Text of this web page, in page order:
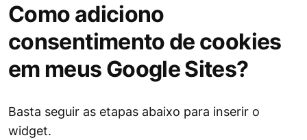
Como adiciono
consentimento de cookies
em meus Google Sites?
Basta seguir as etapas abaixo para inserir o
widget.